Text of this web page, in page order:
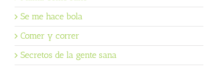
Se me hace bola
Comer y correr
Secretos de la gente sana